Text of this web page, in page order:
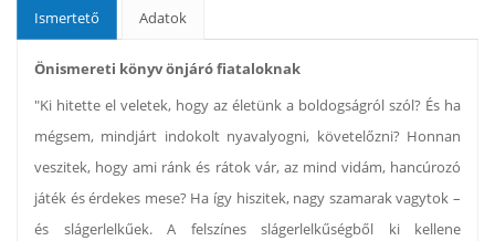
Ismertető Adatok
Önismereti könyv önjáró fiataloknak
"Ki hitette el veletek, hogy az életünk a boldogságról szól? És ha
mégsem, mindjárt indokolt nyavalyogni, követelőzni? Honnan
veszitek, hogy ami ránk és rátok vár, az mind vidám, hancúrozó
játék és érdekes mese? Ha így hiszitek, nagy szamarak vagytok –
és slágerlelkűek. A felszínes slágerlelkűségből ki kellene